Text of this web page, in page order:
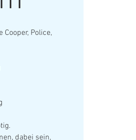
Police,
dabei sein,